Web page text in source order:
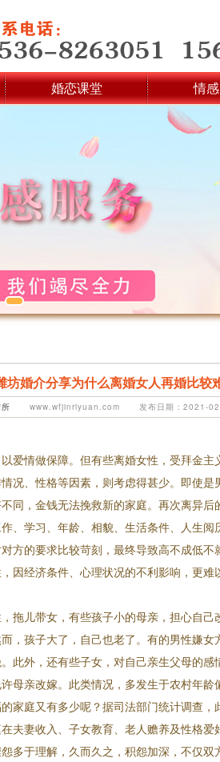
婚恋课堂 情
2
坊婚介分享为什么离婚女人再婚比较
www.wfjinriyuan.com 发布日期：2021-
爱情做保障。但有些离婚女性，受拜金
况、性格等因素，则考虑得甚少。即使
同，金钱无法挽救新的家庭。再次离异后
、学习、年龄、相貌、生活条件、人生
方的要求比较苛刻，最终导致高不成低不
因经济条件、心理状况的不利影响，更
拖儿带女，有些孩子小的母亲，担心自
，孩子大了，自己也老了。有的男性嫌
此外，还有些子女，对自己亲生父母的
母亲改嫁。此类情况，多发生于农村年龄
家庭又有多少呢？据司法部门统计调查
夫妻收入、子女教育、老人赡养及性格
多于理解，久而久之，积怨加深，不仅